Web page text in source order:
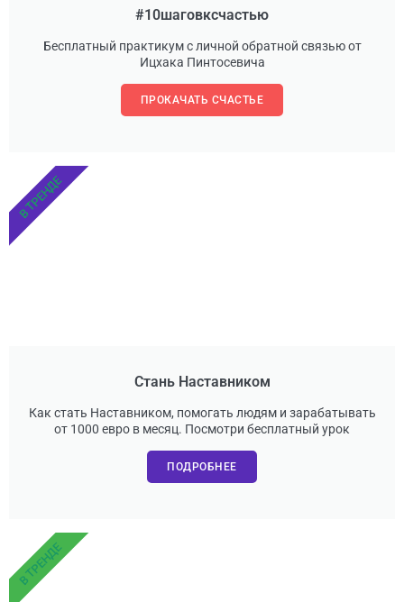
#10шаговксчастью
Бесплатный практикум с личной обратной связью от
Ицхака Пинтосевича
ПРОКАЧАТЬ СЧАСТЬЕ
Стань Наставником
Как стать Наставником, помогать людям и зарабатывать
от 1000 евро в месяц. Посмотри бесплатный урок
ПОДРОБНЕЕ
В ТРЕНДЕ
В ТРЕНДЕ